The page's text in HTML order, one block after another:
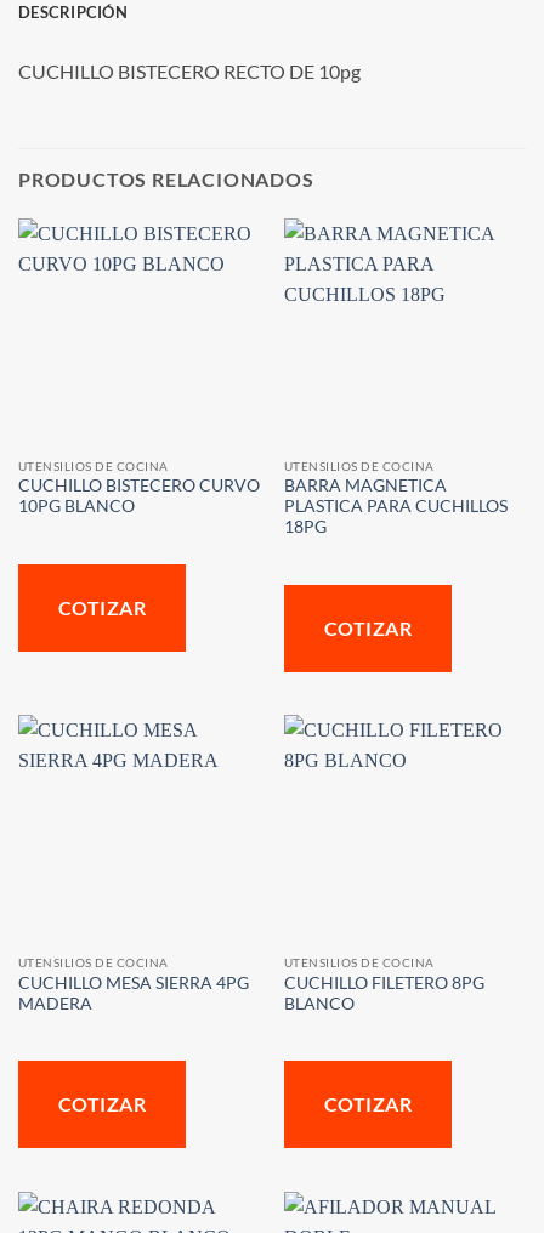
DESCRIPCIÓN
CUCHILLO BISTECERO RECTO DE 10pg
PRODUCTOS RELACIONADOS
UTENSILIOS DE COCINA
CUCHILLO BISTECERO CURVO
10PG BLANCO
COTIZAR
UTENSILIOS DE COCINA
BARRA MAGNETICA
PLASTICA PARA CUCHILLOS
18PG
COTIZAR
UTENSILIOS DE COCINA
CUCHILLO MESA SIERRA 4PG
MADERA
COTIZAR
UTENSILIOS DE COCINA
CUCHILLO FILETERO 8PG
BLANCO
COTIZAR